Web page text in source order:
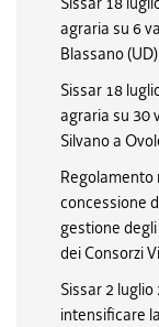
agraria su 6
Blassano (UD)
Sissar 18
agraria su 30
Silvano a
Regolamento
concessione
gestione
dei Consorzi
Sissar 2
intensificare